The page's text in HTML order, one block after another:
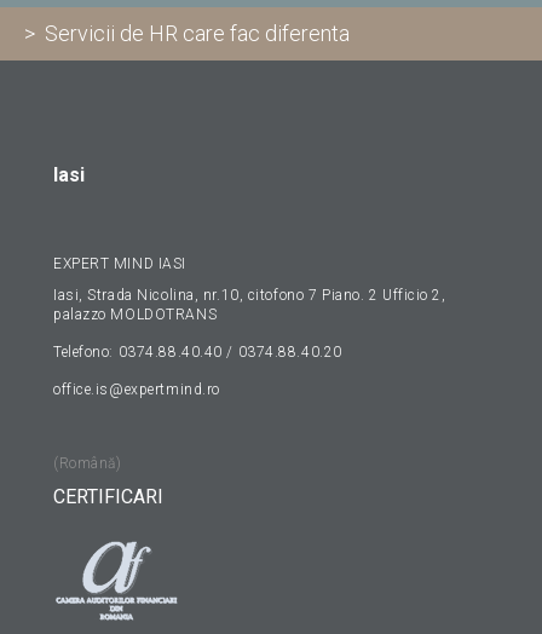
> Servicii de HR care fac diferenta
Iasi
EXPERT MIND IASI
Iasi, Strada Nicolina, nr.10, citofono 7 Piano. 2 Ufficio 2,
palazzo MOLDOTRANS
Telefono: 0374.88.40.40 / 0374.88.40.20
office.is@expertmind.ro
(Română)
CERTIFICARI